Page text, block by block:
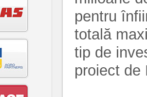
pentru
totală
tip de
proiect de